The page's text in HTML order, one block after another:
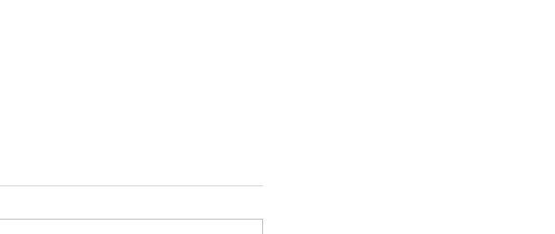
en redes
" Joder, debería venir mucho